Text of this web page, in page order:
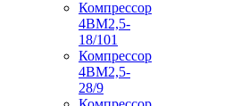
Компрессор
4ВМ2,5-
18/101
Компрессор
4ВМ2,5-
28/9